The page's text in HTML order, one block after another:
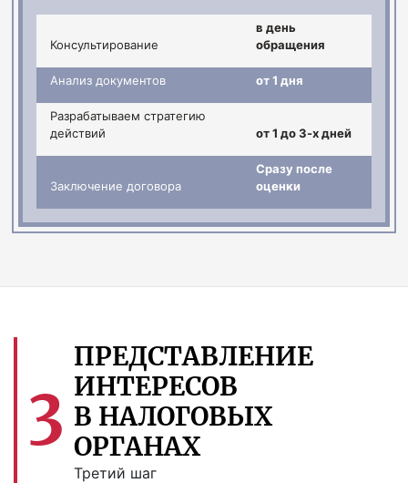
Консультирование
в день
обращения
Анализ документов от 1 дня
Разрабатываем стратегию
действий
от 1 до 3-х дней
Заключение договора
Сразу после
оценки
3
ПРЕДСТАВЛЕНИЕ
ИНТЕРЕСОВ
В НАЛОГОВЫХ
ОРГАНАХ
Третий шаг